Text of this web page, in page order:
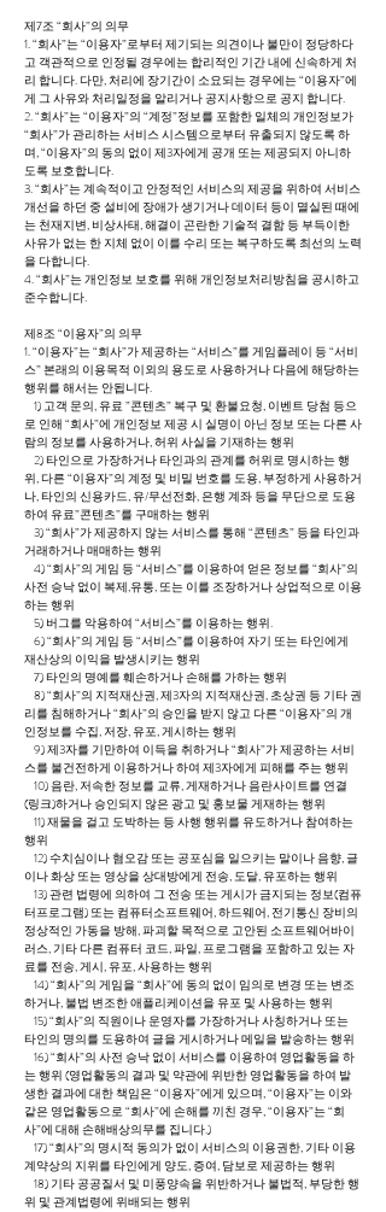
제7조 “회사”의 의무
1. “회사”는 “이용자”로부터 제기되는 의견이나 불만이 정당하다
고 객관적으로 인정될 경우에는 합리적인 기간 내에 신속하게 처
리 합니다. 다만, 처리에 장기간이 소요되는 경우에는 “이용자”에
게 그 사유와 처리일정을 알리거나 공지사항으로 공지 합니다.
2. “회사”는 “이용자”의 “계정”정보를 포함한 일체의 개인정보가
“회사”가 관리하는 서비스 시스템으로부터 유출되지 않도록 하
며, “이용자”의 동의 없이 제3자에게 공개 또는 제공되지 아니하
도록 보호합니다.
3. “회사”는 계속적이고 안정적인 서비스의 제공을 위하여 서비스
개선을 하던 중 설비에 장애가 생기거나 데이터 등이 멸실된 때에
는 천재지변, 비상사태, 해결이 곤란한 기술적 결함 등 부득이한
사유가 없는 한 지체 없이 이를 수리 또는 복구하도록 최선의 노력
을 다합니다.
4. “회사”는 개인정보 보호를 위해 개인정보처리방침을 공시하고
준수합니다.
제8조 “이용자”의 의무
1. “이용자”는 “회사”가 제공하는 “서비스”를 게임플레이 등 “서비
스” 본래의 이용목적 이외의 용도로 사용하거나 다음에 해당하는
행위를 해서는 안됩니다.
1) 고객 문의, 유료 ”콘텐츠” 복구 및 환불요청, 이벤트 당첨 등으
로 인해 “회사”에 개인정보 제공 시 실명이 아닌 정보 또는 다른 사
람의 정보를 사용하거나, 허위 사실을 기재하는 행위
2) 타인으로 가장하거나 타인과의 관계를 허위로 명시하는 행
위, 다른 “이용자”의 계정 및 비밀 번호를 도용, 부정하게 사용하거
나, 타인의 신용카드, 유/무선전화, 은행 계좌 등을 무단으로 도용
하여 유료”콘텐츠”를 구매하는 행위
3) “회사”가 제공하지 않는 서비스를 통해 “콘텐츠” 등을 타인과
거래하거나 매매하는 행위
4) “회사”의 게임 등 “서비스”를 이용하여 얻은 정보를 “회사”의
사전 승낙 없이 복제,유통, 또는 이를 조장하거나 상업적으로 이용
하는 행위
5) 버그를 악용하여 “서비스”를 이용하는 행위.
6) “회사”의 게임 등 “서비스”를 이용하여 자기 또는 타인에게
재산상의 이익을 발생시키는 행위
7) 타인의 명예를 훼손하거나 손해를 가하는 행위
8) “회사”의 지적재산권, 제3자의 지적재산권, 초상권 등 기타 권
리를 침해하거나 “회사”의 승인을 받지 않고 다른 “이용자”의 개
인정보를 수집, 저장, 유포, 게시하는 행위
9) 제3자를 기만하여 이득을 취하거나 “회사”가 제공하는 서비
스를 불건전하게 이용하거나 하여 제3자에게 피해를 주는 행위
10) 음란, 저속한 정보를 교류, 게재하거나 음란사이트를 연결
(링크)하거나 승인되지 않은 광고 및 홍보물 게재하는 행위
11) 재물을 걸고 도박하는 등 사행 행위를 유도하거나 참여하는
행위
12) 수치심이나 혐오감 또는 공포심을 일으키는 말이나 음향, 글
이나 화상 또는 영상을 상대방에게 전송, 도달, 유포하는 행위
13) 관련 법령에 의하여 그 전송 또는 게시가 금지되는 정보(컴퓨
터프로그램) 또는 컴퓨터소프트웨어, 하드웨어, 전기통신 장비의
정상적인 가동을 방해, 파괴할 목적으로 고안된 소프트웨어바이
러스, 기타 다른 컴퓨터 코드, 파일, 프로그램을 포함하고 있는 자
료를 전송, 게시, 유포, 사용하는 행위
14) “회사”의 게임을 “회사”에 동의 없이 임의로 변경 또는 변조
하거나, 불법 변조한 애플리케이션을 유포 및 사용하는 행위
15) “회사”의 직원이나 운영자를 가장하거나 사칭하거나 또는
타인의 명의를 도용하여 글을 게시하거나 메일을 발송하는 행위
16) “회사”의 사전 승낙 없이 서비스를 이용하여 영업활동을 하
는 행위 (영업활동의 결과 및 약관에 위반한 영업활동을 하여 발
생한 결과에 대한 책임은 “이용자”에게 있으며, “이용자”는 이와
같은 영업활동으로 “회사”에 손해를 끼친 경우, “이용자”는 “회
사”에 대해 손해배상의무를 집니다.)
17) “회사”의 명시적 동의가 없이 서비스의 이용권한, 기타 이용
계약상의 지위를 타인에게 양도, 증여, 담보로 제공하는 행위
18) 기타 공공질서 및 미풍양속을 위반하거나 불법적, 부당한 행
위 및 관계법령에 위배되는 행위